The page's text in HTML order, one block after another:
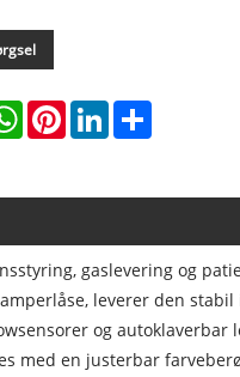
WhatsAppPinterestLinkedInShare
gaslevering og
leverer den
og autoklaverbar
med en justerbar